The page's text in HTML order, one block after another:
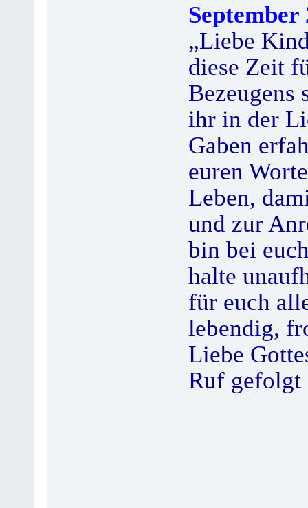
September
„Liebe
diese Zeit
Bezeugens
ihr in der
Gaben
euren
Leben,
und zur
bin bei
halte
für euch
lebendig,
Liebe
Ruf gefolgt